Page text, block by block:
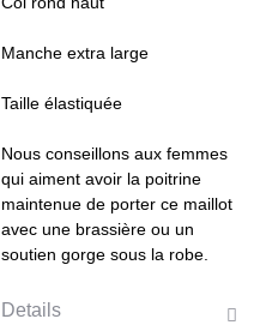
Manche extra large
Taille élastiquée
Nous conseillons aux femmes
qui aiment avoir la poitrine
maintenue de porter ce maillot
avec une brassière ou un
soutien gorge sous la robe.
Details